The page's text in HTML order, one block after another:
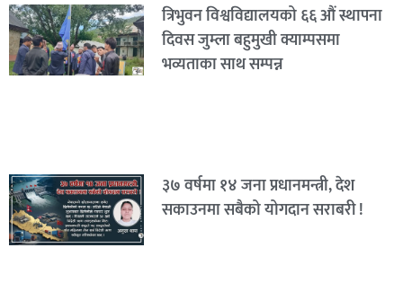
त्रिभुवन विश्वविद्यालयको ६६ औं स्थापना
दिवस जुम्ला बहुमुखी क्याम्पसमा
भव्यताका साथ सम्पन्न
३७ वर्षमा १४ जना प्रधानमन्त्री, देश
सकाउनमा सबैको योगदान सराबरी !